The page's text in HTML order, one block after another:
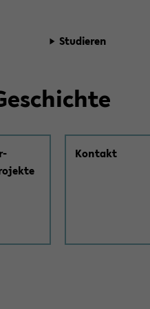
Stu­die­ren
Kon­takt